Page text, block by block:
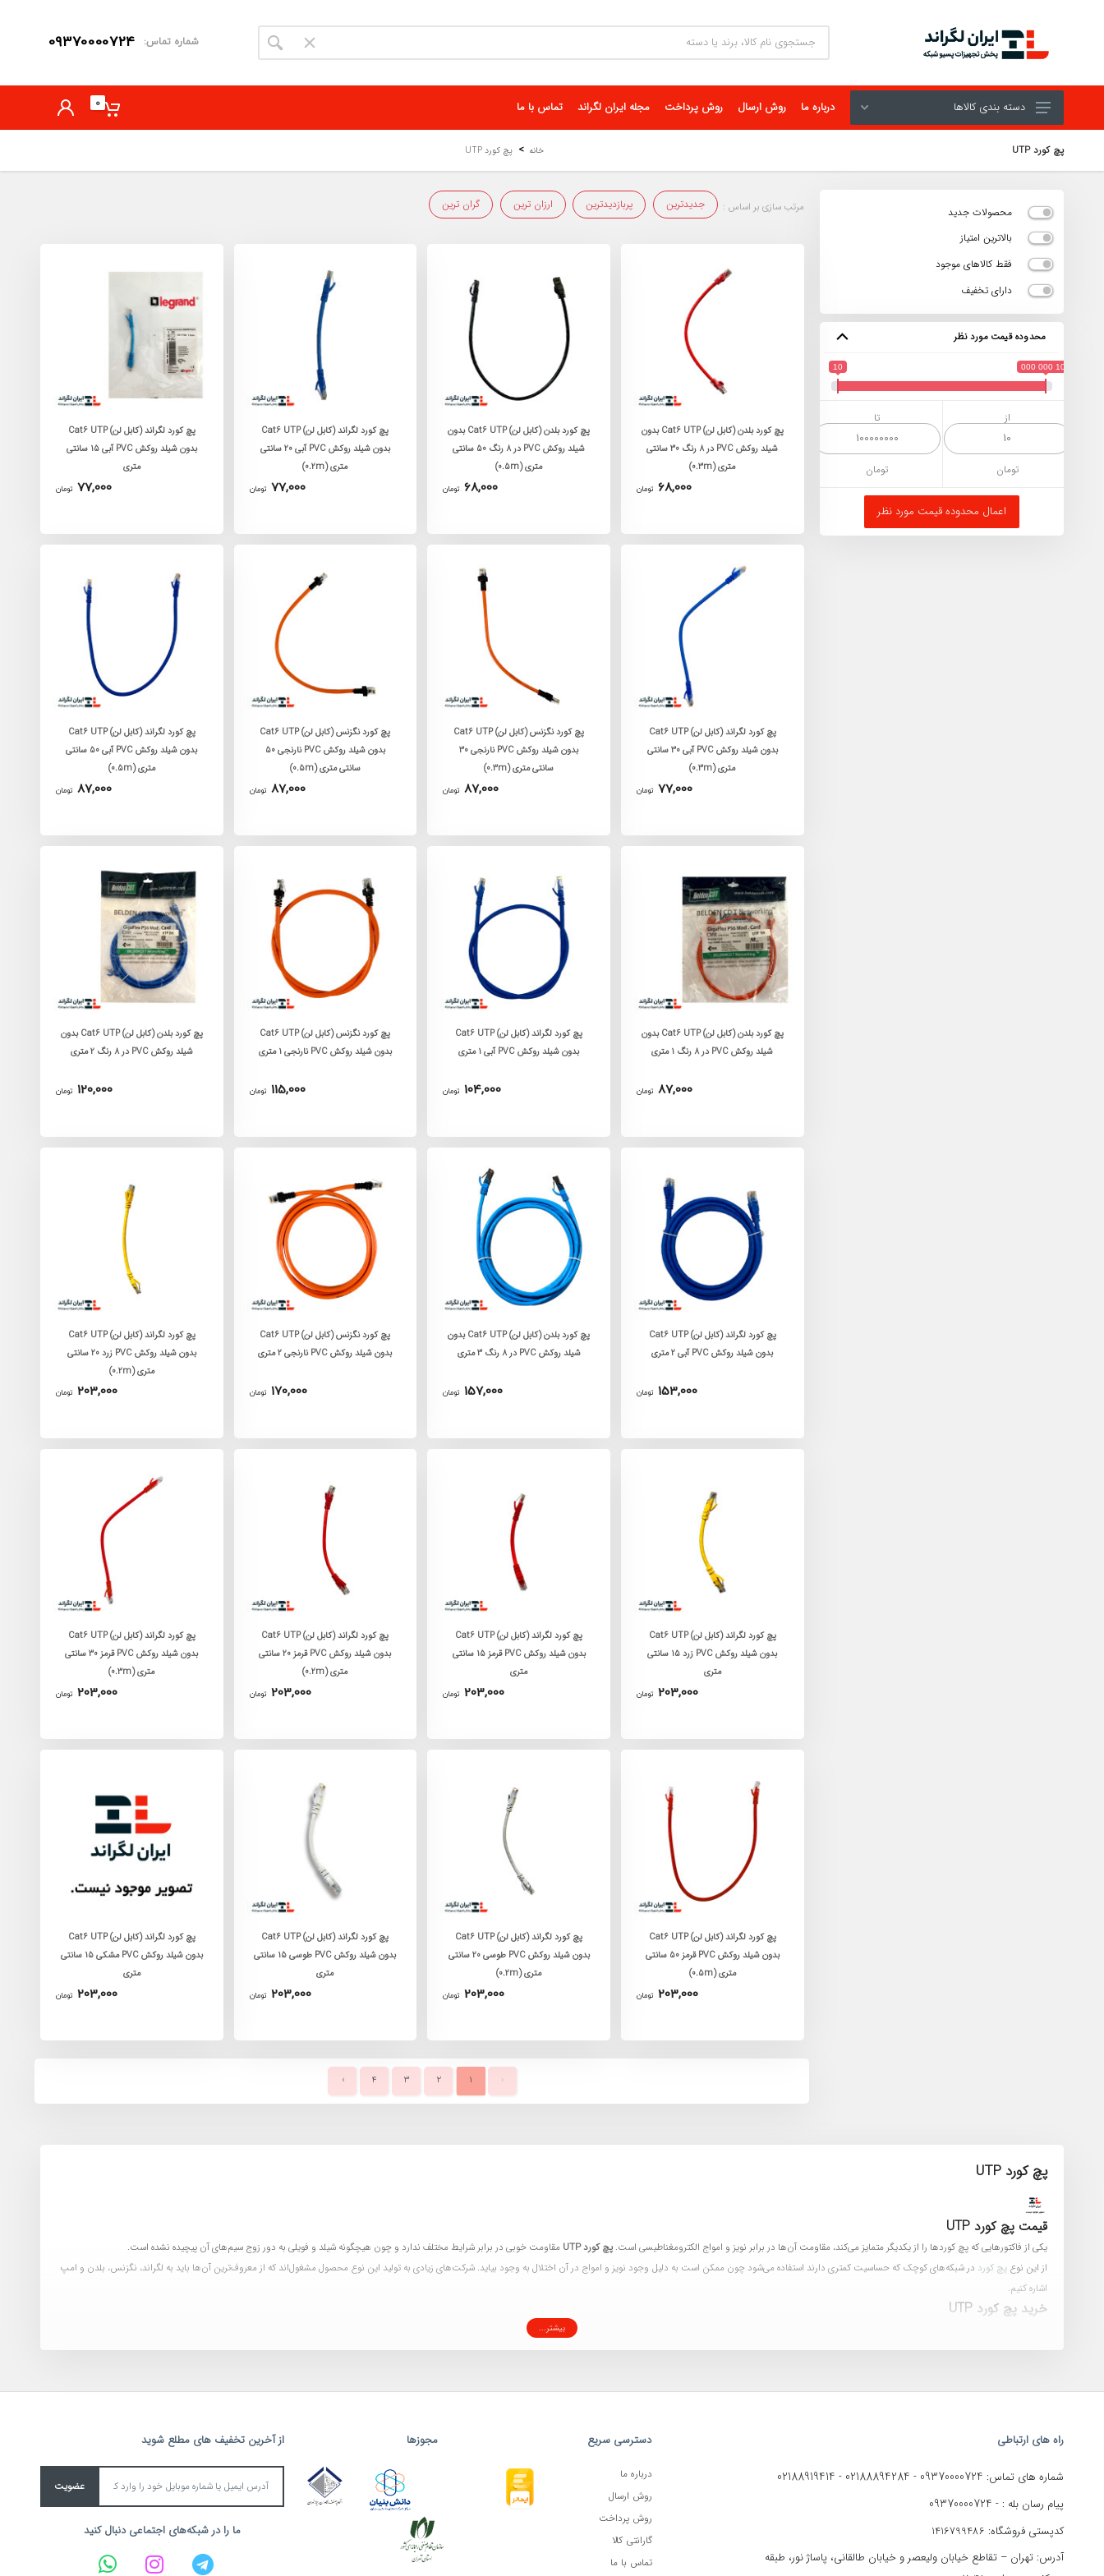
شماره تماس: 09370000724
دسته بندی کالاها درباره ما روش ارسال روش پرداخت مجله ایران لگراند تماس با ما 0
پچ کورد UTP خانه پچ کورد UTP
محصولات جدید
بالاترین امتیاز
فقط کالاهای موجود
دارای تخفیف
محدوده قیمت مورد نظر
10 100 000 000
از
تومان
تا
تومان
اعمال محدوده قیمت مورد نظر
جدیدترین پربازدیدترین ارزان ترین گران ترین
پچ کورد بلدن (کابل لن) Cat6 UTP بدون
شیلد روکش PVC در 8 رنگ 30 سانتی
متری (0.3m)
68,000 تومان
پچ کورد بلدن (کابل لن) Cat6 UTP بدون
شیلد روکش PVC در 8 رنگ 50 سانتی
متری (0.5m)
68,000 تومان
پچ کورد لگراند (کابل لن) Cat6 UTP
بدون شیلد روکش PVC آبی 20 سانتی
متری (0.2m)
77,000 تومان
پچ کورد لگراند (کابل لن) Cat6 UTP
بدون شیلد روکش PVC آبی 15 سانتی
متری
77,000 تومان
پچ کورد لگراند (کابل لن) Cat6 UTP
بدون شیلد روکش PVC آبی 30 سانتی
متری (0.3m)
77,000 تومان
پچ کورد نگزنس (کابل لن) Cat6 UTP
بدون شیلد روکش PVC نارنجی 30
سانتی متری (0.3m)
87,000 تومان
پچ کورد نگزنس (کابل لن) Cat6 UTP
بدون شیلد روکش PVC نارنجی 50
سانتی متری (0.5m)
87,000 تومان
پچ کورد لگراند (کابل لن) Cat6 UTP
بدون شیلد روکش PVC آبی 50 سانتی
متری (0.5m)
87,000 تومان
پچ کورد بلدن (کابل لن) Cat6 UTP بدون
شیلد روکش PVC در 8 رنگ 1 متری
87,000 تومان
پچ کورد لگراند (کابل لن) Cat6 UTP
بدون شیلد روکش PVC آبی 1 متری
104,000 تومان
پچ کورد نگزنس (کابل لن) Cat6 UTP
بدون شیلد روکش PVC نارنجی 1 متری
115,000 تومان
پچ کورد بلدن (کابل لن) Cat6 UTP بدون
شیلد روکش PVC در 8 رنگ 2 متری
120,000 تومان
پچ کورد لگراند (کابل لن) Cat6 UTP
بدون شیلد روکش PVC آبی 2 متری
153,000 تومان
پچ کورد بلدن (کابل لن) Cat6 UTP بدون
شیلد روکش PVC در 8 رنگ 3 متری
157,000 تومان
پچ کورد نگزنس (کابل لن) Cat6 UTP
بدون شیلد روکش PVC نارنجی 2 متری
170,000 تومان
پچ کورد لگراند (کابل لن) Cat6 UTP
بدون شیلد روکش PVC زرد 20 سانتی
متری (0.2m)
203,000 تومان
پچ کورد لگراند (کابل لن) Cat6 UTP
بدون شیلد روکش PVC زرد 15 سانتی
متری
203,000 تومان
پچ کورد لگراند (کابل لن) Cat6 UTP
بدون شیلد روکش PVC قرمز 15 سانتی
متری
203,000 تومان
پچ کورد لگراند (کابل لن) Cat6 UTP
بدون شیلد روکش PVC قرمز 20 سانتی
متری (0.2m)
203,000 تومان
پچ کورد لگراند (کابل لن) Cat6 UTP
بدون شیلد روکش PVC قرمز 30 سانتی
متری (0.3m)
203,000 تومان
پچ کورد لگراند (کابل لن) Cat6 UTP
بدون شیلد روکش PVC قرمز 50 سانتی
متری (0.5m)
203,000 تومان
پچ کورد لگراند (کابل لن) Cat6 UTP
بدون شیلد روکش PVC طوسی 20 سانتی
متری (0.2m)
203,000 تومان
پچ کورد لگراند (کابل لن) Cat6 UTP
بدون شیلد روکش PVC طوسی 15 سانتی
متری
203,000 تومان
پچ کورد لگراند (کابل لن) Cat6 UTP
بدون شیلد روکش PVC مشکی 15 سانتی
متری
203,000 تومان
‹
1
2
3
4
›
پچ کورد UTP
قیمت پچ کورد UTP
یکی از فاکتورهایی که پچ کوردها را از یکدیگر متمایز می‌کند، مقاومت آن‌ها در برابر نویز و امواج الکترومغناطیسی است. پچ کورد UTP
مقاومت خوبی در برابر شرایط مختلف ندارد و چون هیچگونه شیلد و فویلی به دور زوج سیم‌های آن پیچیده نشده است.
از این نوع پچ کورد در شبکه‌های کوچک که حساسیت کمتری دارند استفاده می‌شود چون ممکن است به دلیل وجود نویز و امواج در آن اختلال به وجود بیاید. شرکت‌های زیادی به تولید این نوع محصول مشغول‌اند که از معروف‌ترین آن‌ها باید به لگراند، نگزنس، بلدن و امپ
اشاره کنیم.
خرید پچ کورد UTP
باید چند مورد را در نظر داشته باشید. اینکه وسعت شبکه‌ی شما چه اندازه است؟ حساسیت آن در چه حد است؟ چه اندازه‌هایی از یک پچ کورد را مد نظر دارید؟
پچ کورد cat6 این برند که هم به صورت UTP و SFTP تولید می‌شوند، متراژی برابر با 0.3، 0.5، 1، 2، 3، 5، 10 و 20 متری دارند و در رنگ‌های زرد، سبز، قرمز و آبی در بازار موجودند. پچ کورد لگرانددر گروه پچ کوردهای باکیفیت قرار می‌گیرد.
پچ کورد UTP بلدن و امپ: پچ کوردهای این برند که شباهت بسیار زیادی به هم دارند، پچ کورد UTP خود را با روکش PVC و رنگ‌های قرمز، آبی، سبز، زرد، طوسی و مشکی تولید می‌کنند. لازم به ذکر است که متراژ آن شامل 0.3، 0.5، 1، 2، 3، 5، 10، 20، 30 و 40 متر می‌شود.
بیشتر...
راه های ارتباطی
شماره های تماس: 09370000724
-
02188894284
-
02188919414
پیام رسان بله : - 09370000724
کدپستی فروشگاه: 1416799486
آدرس: تهران – تقاطع خیابان ولیعصر و خیابان طالقانی، پاساژ نور، طبقه
دسترسی سریع
درباره ما
روش ارسال
روش پرداخت
گارانتی کالا
تماس با ما
مجوزها از آخرین تخفیف های مطلع شوید
عضویت
ما را در شبکه‌های اجتماعی دنبال کنید